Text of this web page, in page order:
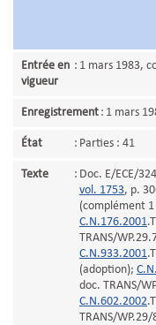
Entrée en
vigueur
: 1 mars 1983,
Enregistrement : 1 mars
État : Parties : 41
Texte : Doc. E/ECE/
vol. 1753, p.
(complément
C.N.176.2001
TRANS/
C.N.933.2001
(adoption);
doc. TRANS/
C.N.602.2002
TRANS/